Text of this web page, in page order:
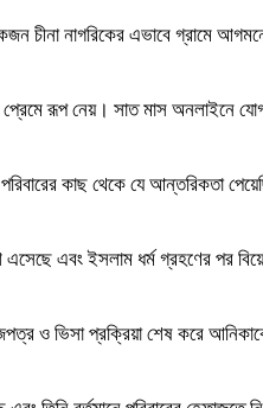
চীনা নাগরিকের এভাবে গ্রামে
প্রেমে রূপ নেয়। সাত মাস অনলাইনে
কাছ থেকে যে আন্তরিকতা
এবং ইসলাম ধর্ম গ্রহণের পর
ও ভিসা প্রক্রিয়া শেষ করে আনিকাকে